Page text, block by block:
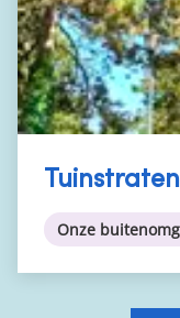
Onze